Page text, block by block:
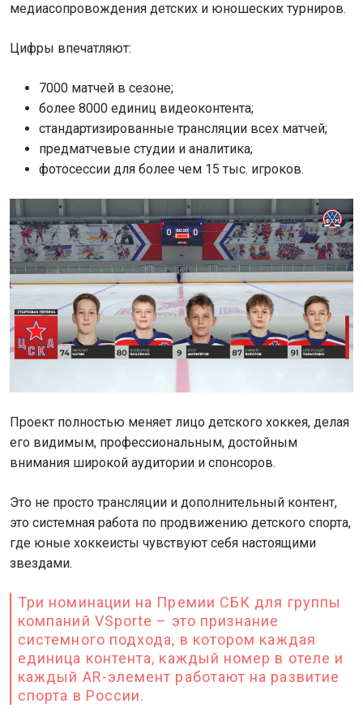
медиасопровождения детских и юношеских турниров.
Цифры впечатляют:
7000 матчей в сезоне;
более 8000 единиц видеоконтента;
стандартизированные трансляции всех матчей;
предматчевые студии и аналитика;
фотосессии для более чем 15 тыс. игроков.
Проект полностью меняет лицо детского хоккея, делая
его видимым, профессиональным, достойным
внимания широкой аудитории и спонсоров.
Это не просто трансляции и дополнительный контент,
это системная работа по продвижению детского спорта,
где юные хоккеисты чувствуют себя настоящими
звездами.
Три номинации на Премии СБК для группы
компаний VSporte – это признание
системного подхода, в котором каждая
единица контента, каждый номер в отеле и
каждый AR-элемент работают на развитие
спорта в России.